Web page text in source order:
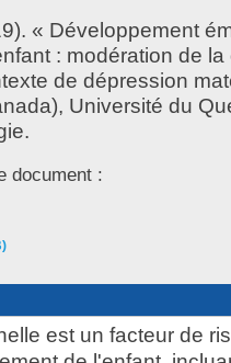
« Développement
: modération de
de dépression
Université du
document :
est un facteur de